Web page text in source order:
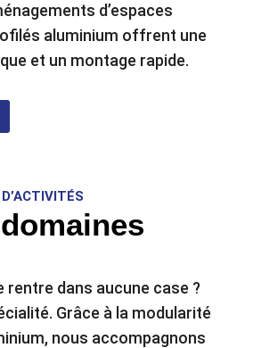
d’espaces
aluminium offrent une
et un montage rapide.
rentre dans aucune case ?
Grâce à la modularité
nous accompagnons